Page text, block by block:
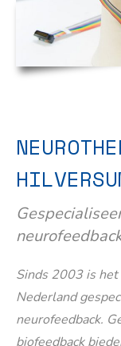
Sinds 2003 is het
Nederland
neurofeedback.
biofeedback